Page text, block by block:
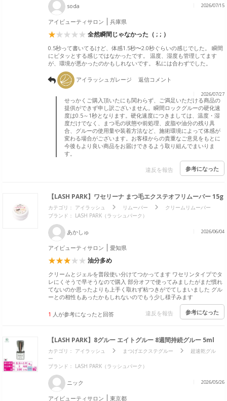
soda 2026/07/15
アイビューティサロン 兵庫県
全然瞬間じゃなかった（ ; ; ）
0.5秒って書いてるけど、体感1.5秒〜2.0秒ぐらいの感じでした。 瞬間
にピタッとする感じではなかったです。 温度、湿度も管理してます
が、環境が悪かったのかもしれないです。 私には合わずでした。
アイラッシュガレージ 返信コメント
2026/07/27
せっかくご購入頂いたにも関わらず、ご満足いただける商品の
提供ができず申し訳ございません。瞬間ロックグルーの硬化速
度は0.5～1秒となります。硬化速度につきましては、温度・湿
度だけでなく、まつ毛の状態や前処理、皮脂や油分の残り具
合、グルーの使用量や装着方法など、施術環境によって体感が
変わる場合がございます。お客様からの貴重なご意見をもとに
今後もより良い商品をお届けできるよう取り組んでまいりま
す。
違反を報告 参考になった
【LASH PARK】ワセリーナ まつ毛エクステオフリムーバー 15g
カテゴリ： アイラッシュ リムーバー
クリームリムーバー
ブランド： LASH PARK（ラッシュパーク）
あかしゅ 2026/06/04
アイビューティサロン 愛知県
油分多め
クリームとジェルを普段使い分けてつかってます ワセリンタイプでタ
レにくそうで早そうなので購入 部分オフで使ってみましたがまだ慣れ
てないのか思ったよりも上手く取れず粘つきがでてしまいました グル
ーとの相性もあったかもしれないのでもう少し様子みます
1 人が参考になったと回答 違反を報告 参考になった
【LASH PARK】8グルー エイトグルー 8週間持続グルー 5ml
カテゴリ： アイラッシュ まつげエクステグルー
超速乾グル
ー
ブランド： LASH PARK（ラッシュパーク）
ニック 2026/05/26
アイビューティサロン 東京都